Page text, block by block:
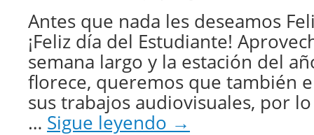
Antes que nada les deseamos
¡Feliz día del Estudiante!
semana largo y la estación del
florece, queremos que también
sus trabajos audiovisuales, por
… Sigue leyendo →